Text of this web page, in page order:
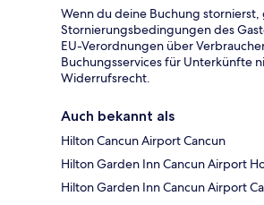
Wenn du deine Buchung
Stornierungsbedingungen des
EU-Verordnungen über
Buchungsservices für Unterkünfte
Widerrufsrecht.
Auch bekannt als
Hilton Cancun Airport Cancun
Hilton Garden Inn Cancun Airport
Hilton Garden Inn Cancun Airport